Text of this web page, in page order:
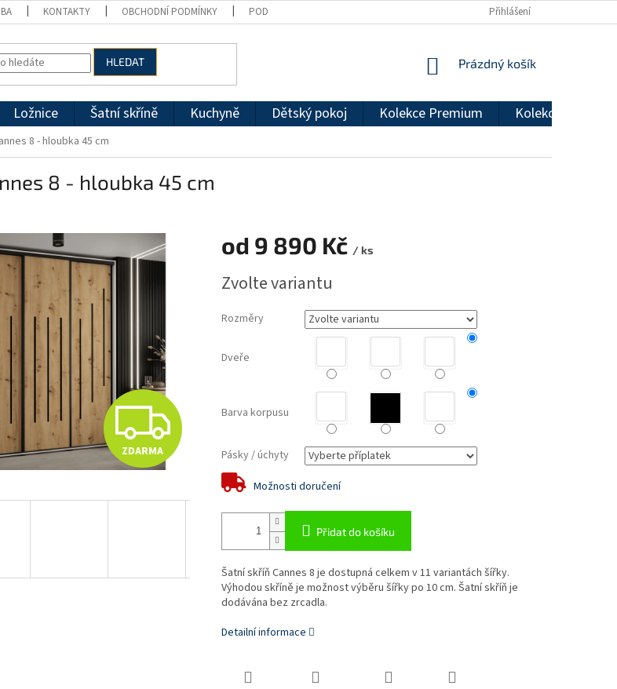
KONTAKTY OBCHODNÍ PODMÍNKY PODMÍNKY OCHRANY OSOBNÍCH ÚDAJŮ REKLAMAČNÍ ŘÁD
Přihlášení
HLEDAT
NÁKUPNÍ
Prázdný košík
Ložnice Šatní skříně Kuchyně Dětský pokoj Kolekce Premium Kolekce
8 - hloubka 45 cm
8 - hloubka 45 cm
Z
D
R
ZDARMA
od 9 890 Kč / ks
cena:
Zvolte variantu
Rozměry
Dveře
Barva korpusu
Pásky / úchyty
Možnosti doručení
Přidat do košíku
Šatní skříň Cannes 8 je dostupná celkem v 11 variantách šířky.
Výhodou skříně je možnost výběru šířky po 10 cm. Šatní skříň je
dodávána bez zrcadla.
Detailní informace